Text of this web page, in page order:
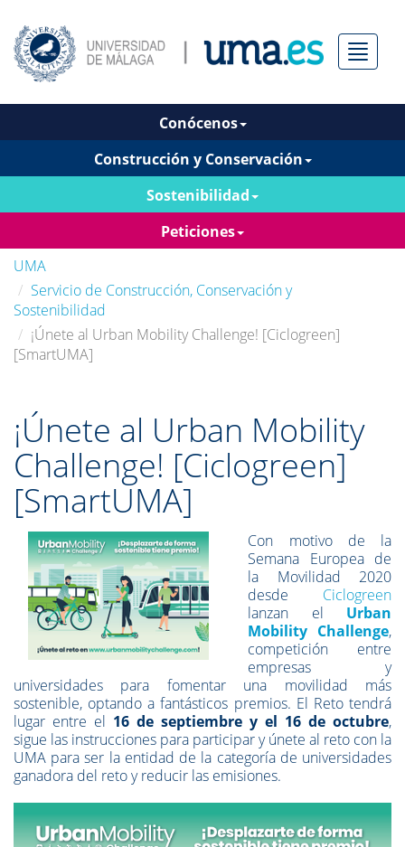
Menú
Conócenos
Construcción y Conservación
Sostenibilidad
Peticiones
UMA
Servicio de Construcción, Conservación y
Sostenibilidad
¡Únete al Urban Mobility Challenge! [Ciclogreen]
[SmartUMA]
¡Únete al Urban Mobility
Challenge! [Ciclogreen]
[SmartUMA]
Con motivo de la
Semana Europea de
la Movilidad 2020
desde Ciclogreen
lanzan el Urban
Mobility Challenge,
competición entre
empresas y
universidades para fomentar una movilidad más
sostenible, optando a fantásticos premios. El Reto tendrá
lugar entre el 16 de septiembre y el 16 de octubre,
sigue las instrucciones para participar y únete al reto con la
UMA para ser la entidad de la categoría de universidades
ganadora del reto y reducir las emisiones.